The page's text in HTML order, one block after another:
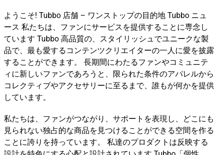
ようこそ! Tubbo 店舗 – ワンストップの目的地 Tubbo ニュ
ース 私たちは、ファンにサービスを提供することに専念し
ています Tubbo 高品質の、スタイリッシュでユニークな製
品で、最も愛するコンテンツクリエイターの一人に愛を披露
することができます。 長期間にわたるファンやコミュニテ
ィに新しいファンであろうと、限られた条件のアパレルから
コレクティブやアクセサリーに至るまで、誰もが何かを提供
しています。
私たちは、ファンがつながり、サポートを表現し、どこにも
見られない独占的な商品を見つけることができる空間を作る
ことに誇りを持っています。 私達のプロダクトは反映する